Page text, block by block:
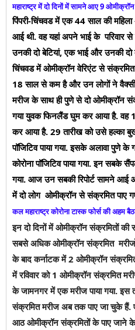
महाराष्ट्र में दो दिनों में सामने आए 9
पिंपरी-चिंचवड में एक 44 साल की महिला
आई थी. वह यहां अपने भाई के
उनकी दो बेटियां, एक भाई और उनकी दो
चिंचवड में ओमीक्रॉन वेरिएंट से
18 साल से कम है और उन लोगों ने
मरीज के साथ ही पुणे से दो ओमीक्रॉन
गया युवक फिनलैंड घुम कर आया है. वह
कर आया है. 29 तारीख को उसे हल्का
पॉजिटिव पाया गया. इसके अलावा पुणे
कोरोना पॉजिटिव पाया गया. इन सबके
गया. आज उन सबकी रिपोर्ट सामने आई
में दो लोग ओमीक्रॉन से संक्रमित पाए
कल महाराष्ट्र कोरोना टास्क फोर्स की अहम
इन दो दिनों में ओमीक्रॉन संक्रमितों
सबसे अधिक ओमीक्रॉन संक्रमित मरीजों
के बाद कर्नाटक में 2 ओमीक्रॉन
में रविवार को 1 ओमीक्रॉन संक्रमित
के जामनगर में एक मरीज पाया गया.
संक्रमित मरीज अब तक पाए जा चुके हैं.
आठ ओमीक्रॉन संक्रमितों के पाए जाने के